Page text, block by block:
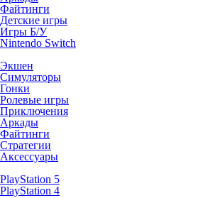
Файтинги
Детские игры
Игры Б/У
Nintendo Switch
Экшен
Симуляторы
Гонки
Ролевые игры
Приключения
Аркады
Файтинги
Стратегии
Аксессуары
PlayStation 5
PlayStation 4